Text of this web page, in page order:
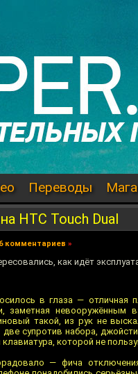
Переводы
HTC Touch Dual
комментариев »
как идёт
в глаза — отличная
заметная невооружённым
такой, из рук не
супротив набора,
которой не
— фича